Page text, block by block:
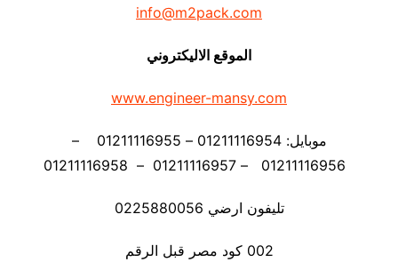
info@m2pack.com
الموقع الاليكتروني
www.engineer-mansy.com
موبايل: 01211116954 – 01211116955 –
تليفون ارضي 0225880056
002 كود مصر قبل الرقم